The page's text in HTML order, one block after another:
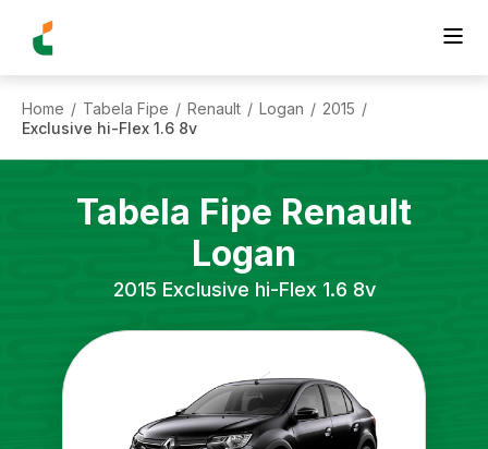
Home / Tabela Fipe / Renault / Logan / 2015 /
Exclusive hi-Flex 1.6 8v
Tabela Fipe Renault
Logan
2015 Exclusive hi-Flex 1.6 8v